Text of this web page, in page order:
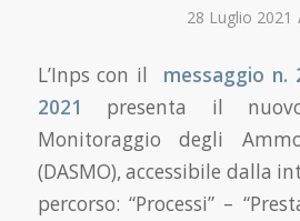
28 Luglio 2021
L’Inps con il messaggio n.
2021
presenta il
Monitoraggio degli
(DASMO), accessibile dalla
percorso: “Processi” –